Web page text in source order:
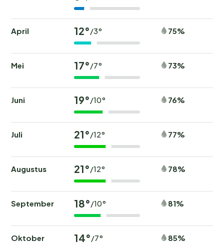
April 12°/3° 75%
Mei 17°/7° 73%
Juni 19°/10° 76%
Juli 21°/12° 77%
Augustus 21°/12° 78%
September 18°/10° 81%
Oktober 14°/7° 85%